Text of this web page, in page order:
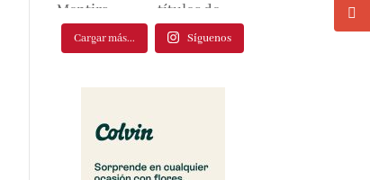
Cargar más... Síguenos